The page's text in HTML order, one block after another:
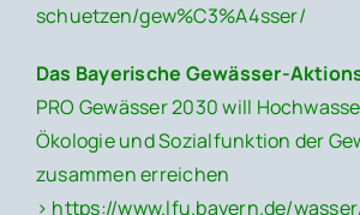
schuetzen/gew%C3%A4sser/
Das Bayerische Gewässer-
PRO Gewässer 2030 will
Ökologie und Sozialfunktion der
zusammen erreichen
> https://www.lfu.bayern.de/